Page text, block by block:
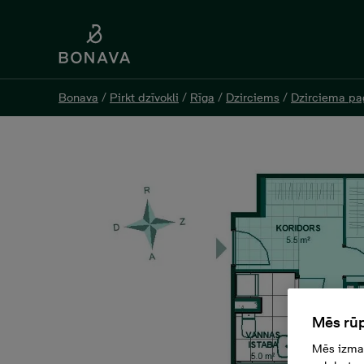
Bonava / Pirkt dzīvokli / Rīga / Dzirciems / Dzirciema
Bonava / Pirkt dzīvokli / Rīga / Dzirciems / Dzirciema
Mēs
Mēs